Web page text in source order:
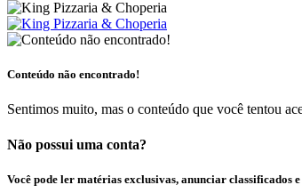
Conteúdo não encontrado!
Sentimos muito, mas o conteúdo que você tentou
Não possui uma conta?
Você pode ler matérias exclusivas, anunciar classificados